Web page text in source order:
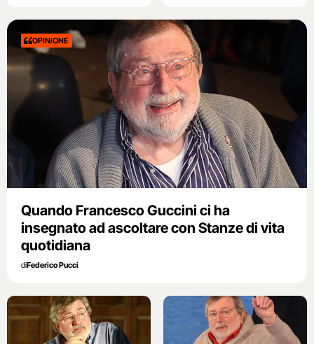
OPINIONE
Quando Francesco Guccini ci ha
insegnato ad ascoltare con Stanze di vita
quotidiana
diFederico Pucci